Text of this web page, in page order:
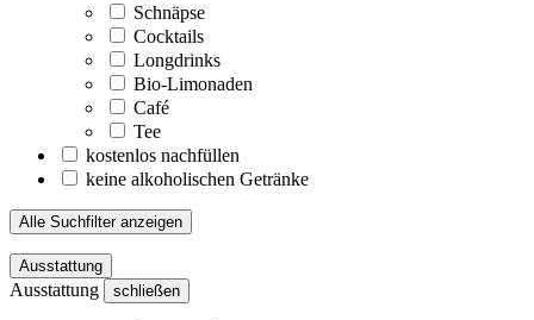
Schnäpse
Cocktails
Longdrinks
Bio-Limonaden
Café
Tee
kostenlos nachfüllen
keine alkoholischen Getränke
Alle Suchfilter anzeigen
Ausstattung
Ausstattung schließen